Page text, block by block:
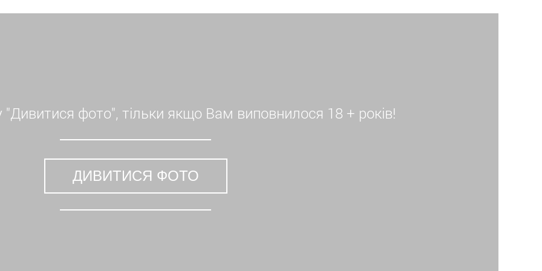
на спині.
мінімальну кількість протипоказань:
"Дивитися фото", тільки якщо Вам виповнилося 18 + років!
ДИВИТИСЯ ФОТО